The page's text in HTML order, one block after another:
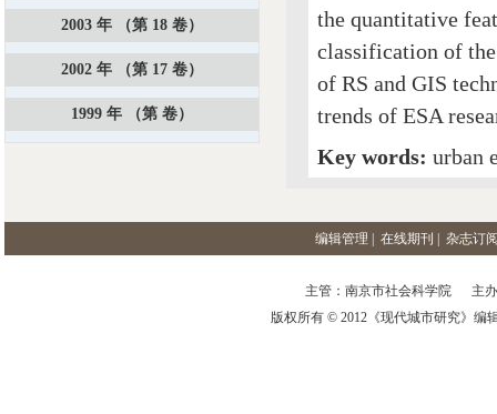
the quantitative
classification of
of RS and GIS
trends of ESA
Key words: urban
2003 年 （第 18 卷）
2002 年 （第 17 卷）
1999 年 （第 卷）
编辑管理 在线期刊 杂志订
主管：南京市社会科学院 主
版权所有 © 2012《现代城市研究》编